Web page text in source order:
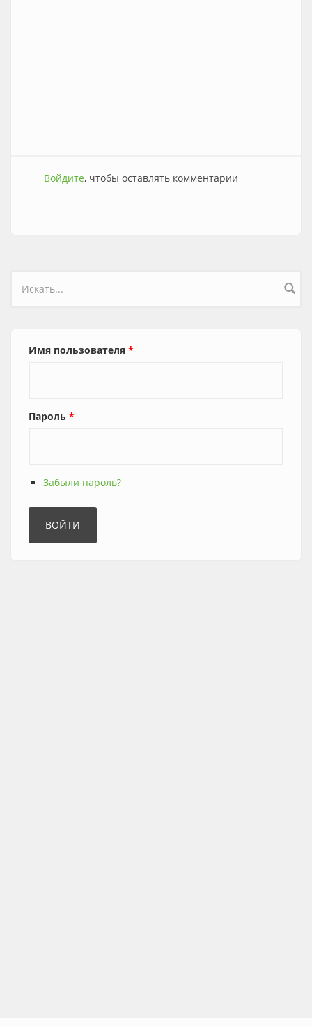
Войдите, чтобы оставлять комментарии
Форма поиска
Имя пользователя *
Пароль *
Забыли пароль?